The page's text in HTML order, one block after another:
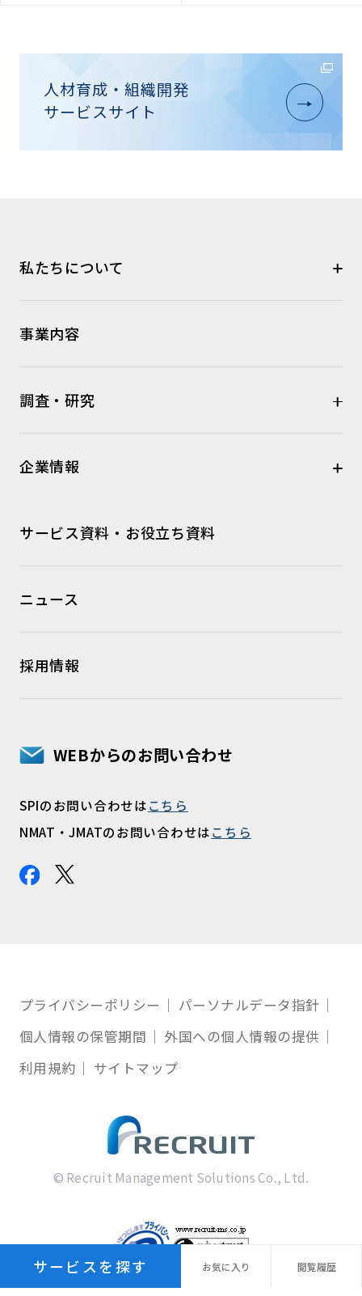
人材育成・組織開発
サービスサイト
サービスを探す お気に 入り 閲覧履歴
私たちについて
事業内容
調査・研究
企業情報
サービス資料・お役立ち資料
ニュース
採用情報
WEBからのお問い合わせ
SPIのお問い合わせはこちら
NMAT・JMATのお問い合わせはこちら
プライバシーポリシー
パーソナルデータ指針
個人情報の保管期間
外国への個人情報の提供
利用規約
サイトマップ
© Recruit Management Solutions Co., Ltd.